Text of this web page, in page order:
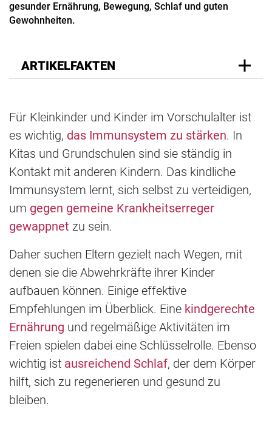
gesunder Ernährung, Bewegung, Schlaf und guten
Gewohnheiten.
ARTIKELFAKTEN
Für Kleinkinder und Kinder im Vorschulalter ist
es wichtig, das Immunsystem zu stärken. In
Kitas und Grundschulen sind sie ständig in
Kontakt mit anderen Kindern. Das kindliche
Immunsystem lernt, sich selbst zu verteidigen,
um gegen gemeine Krankheitserreger
gewappnet zu sein.
Daher suchen Eltern gezielt nach Wegen, mit
denen sie die Abwehrkräfte ihrer Kinder
aufbauen können. Einige effektive
Empfehlungen im Überblick. Eine kindgerechte
Ernährung und regelmäßige Aktivitäten im
Freien spielen dabei eine Schlüsselrolle. Ebenso
wichtig ist ausreichend Schlaf, der dem Körper
hilft, sich zu regenerieren und gesund zu
bleiben.